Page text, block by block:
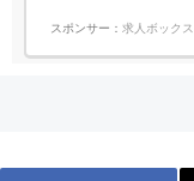
スポンサー： 求人ボックス